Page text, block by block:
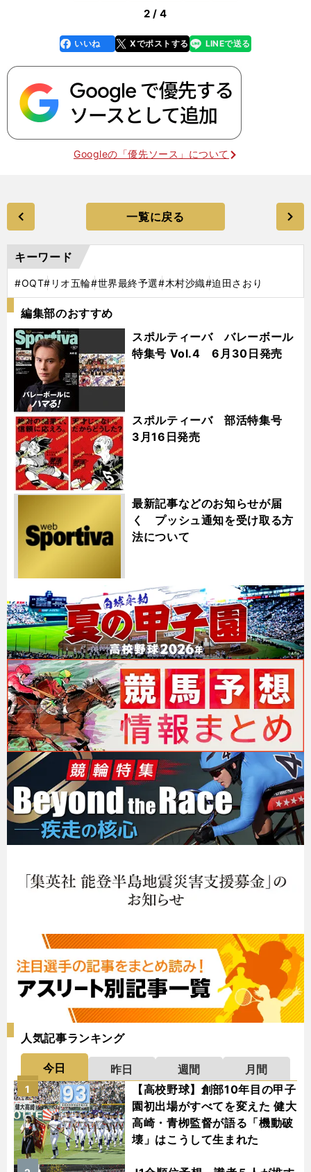
2 / 4
faceboo
k
いいね Xでポストする
line LINEで送る
Googleの「優先ソース」について
一覧に戻る
キーワード
#OQT#リオ五輪#世界最終予選#木村沙織#迫田さおり
編集部のおすすめ
スポルティーバ バレーボール
特集号 Vol.4 6月30日発売
スポルティーバ 部活特集号
3月16日発売
最新記事などのお知らせが届
く プッシュ通知を受け取る方
法について
人気記事ランキング
今日 昨日 週間
月間
【高校野球】創部10年目の甲子
園初出場がすべてを変えた 健大
高崎・青栁監督が語る「機動破
壊」はこうして生まれた
1